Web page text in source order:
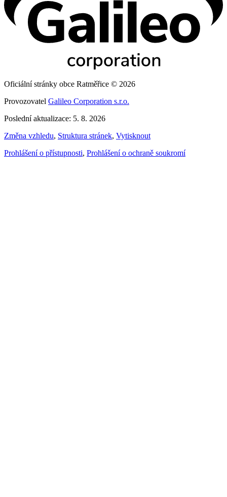
Oficiální stránky obce Ratměřice © 2026
Provozovatel Galileo Corporation s.r.o.
Poslední aktualizace: 5. 8. 2026
Změna vzhledu, Struktura stránek, Vytisknout
Prohlášení o přístupnosti, Prohlášení o ochraně soukromí